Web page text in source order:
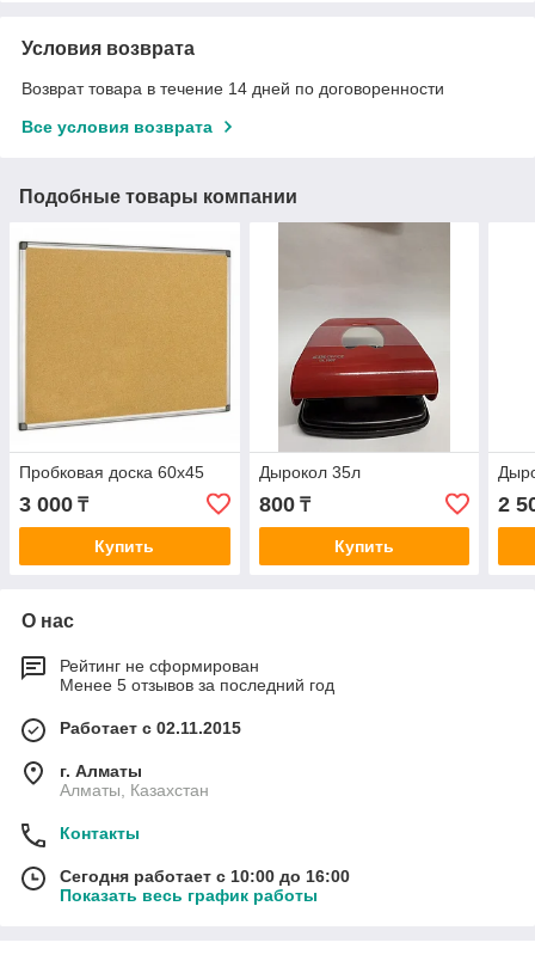
Условия возврата
Возврат товара в течение 14 дней по договоренности
Все условия возврата
Подобные товары компании
Пробковая доска 60х45
3 000 ₸
Купить
Дырокол 35л
800₸
Купить
2
О нас
Рейтинг не сформирован
Менее 5 отзывов за последний год
Работает с 02.11.2015
г. Алматы
Алматы, Казахстан
Контакты
Сегодня работает с 10:00 до 16:00
Показать весь график работы